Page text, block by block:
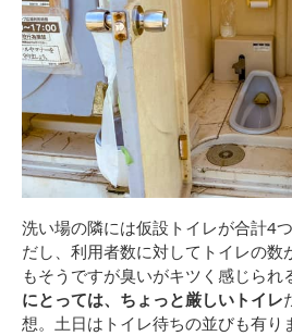
洗い場の隣には仮設トイレが合計4
だし、利用者数に対してトイレの数
もそうですが臭いがキツく感じられ
にとっては、ちょっと厳しいトイレ
想。土日はトイレ待ちの並びも有り